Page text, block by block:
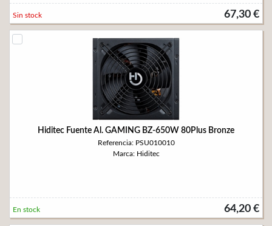
67,30 €
Sin stock
Hiditec Fuente Al. GAMING BZ-650W 80Plus Bronze
Referencia: PSU010010
Marca: Hiditec
64,20 €
En stock